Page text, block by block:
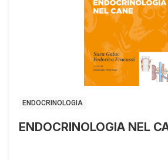
ENDOCRINOLOGIA
ENDOCRINOLOGIA NEL